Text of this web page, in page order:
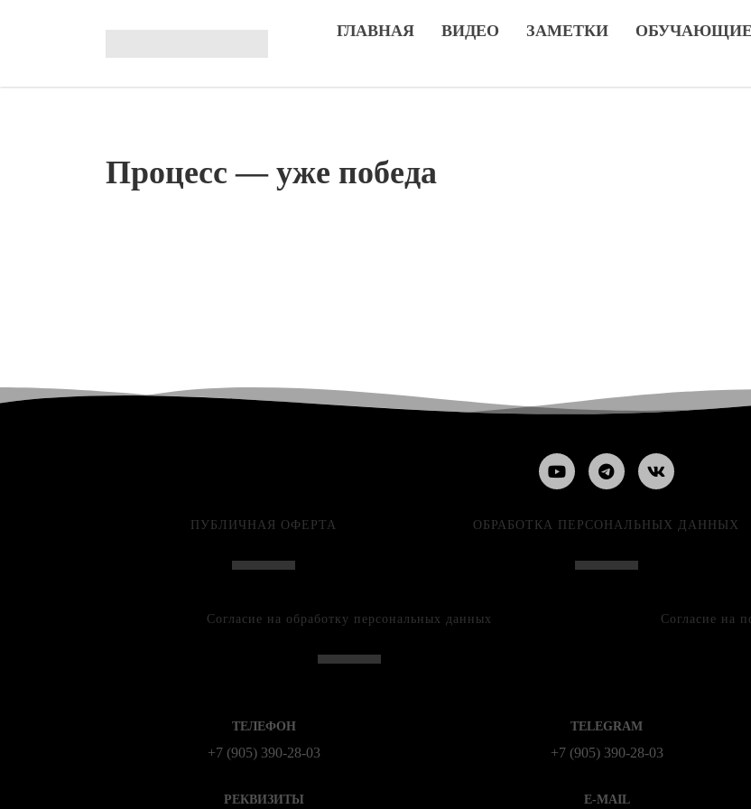
ГЛАВНАЯ ВИДЕО ЗАМЕТКИ
Процесс — уже победа
ПУБЛИЧНАЯ ОФЕРТА ОБРАБОТКА ПЕРСОНАЛЬНЫХ ДАННЫХ
Согласие на обработку персональных данных Согласие на
ТЕЛЕФОН
+7 (905) 390-28-03
TELEGRAM
+7 (905) 390-28-03
РЕКВИЗИТЫ E-MAIL